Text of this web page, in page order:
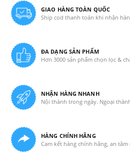
GIAO HÀNG TOÀN QUỐC
Ship cod thanh toán khi nhận
ĐA DẠNG SẢN PHẨM
Hơn 3000 sản phẩm chọn lọc &
NHẬN HÀNG NHANH
Nội thành trong ngày. Ngoại
HÀNG CHÍNH HÃNG
Cam kết hàng chính hãng, an tâm